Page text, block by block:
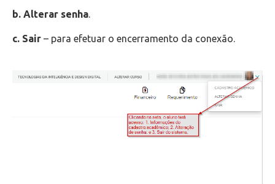
b. Alterar senha.
c. Sair – para efetuar o encerramento da conexão.